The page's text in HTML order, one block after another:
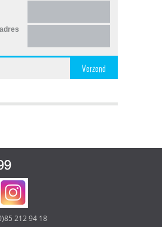
Verzend
212 94 18